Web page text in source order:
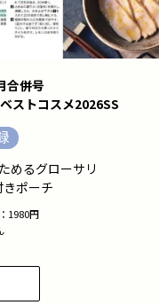
合併号
ストコスメ2026SS
めるグローサリ
ポーチ
1980円